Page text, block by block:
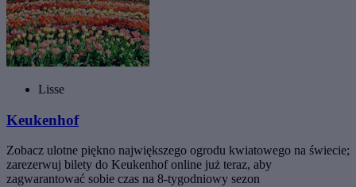
Lisse
Keukenhof
Zobacz ulotne piękno największego ogrodu kwiatowego na świecie;
zarezerwuj bilety do Keukenhof online już teraz, aby
zagwarantować sobie czas na 8-tygodniowy sezon